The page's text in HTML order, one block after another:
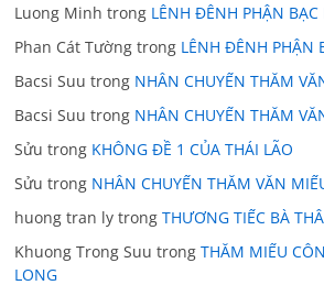
Luong Minh trong LÊNH ĐÊNH PHẬN BẠC
Phan Cát Tường trong LÊNH ĐÊNH PHẬN
Bacsi Suu trong NHÂN CHUYẾN THĂM
Bacsi Suu trong NHÂN CHUYẾN THĂM
Sửu trong KHÔNG ĐỀ 1 CỦA THÁI LÃO
Sửu trong NHÂN CHUYẾN THĂM VĂN
huong tran ly trongTHƯƠNG TIẾC BÀ
Khuong Trong Suu trongTHĂM MIẾU
LONG